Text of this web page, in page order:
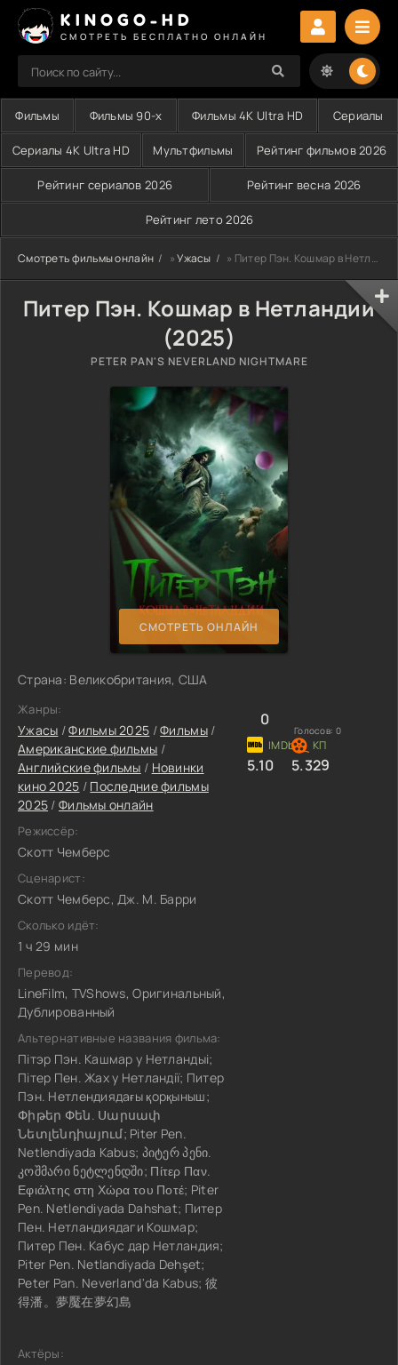
KINOGO-HD
СМОТРЕТЬ БЕСПЛАТНО ОНЛАЙН
Фильмы Фильмы 90-х Фильмы 4K Ultra HD Сериалы
Сериалы 4K Ultra HD Мультфильмы Рейтинг фильмов 2026
Рейтинг сериалов 2026 Рейтинг весна 2026
Рейтинг лето 2026
Смотреть фильмы онлайн »Ужасы » Питер Пэн. Кошмар в Нетландии (2025)
Питер Пэн. Кошмар в Нетландии
(2025)
PETER PAN'S NEVERLAND NIGHTMARE
СМОТРЕТЬ ОНЛАЙН
Страна: Великобритания, США
Жанры:
Ужасы /Фильмы 2025 /Фильмы/
Американские фильмы /
Английские фильмы / Новинки
кино 2025 / Последние фильмы
2025 / Фильмы онлайн
Режиссёр:
Скотт Чемберс
Сценарист:
Скотт Чемберс, Дж. М. Барри
Сколько идёт:
1 ч 29 мин
Перевод:
LineFilm, TVShows, Оригинальный,
Дублированный
Альтернативные названия фильма:
Пітэр Пэн. Кашмар у Нетландыі;
Пітер Пен. Жах у Нетландії; Питер
Пэн. Нетлендиядағы қорқыныш;
Փիթեր Փեն. Սարսափ
Նետլենդիայում; Piter Pen.
Netlendiyada Kabus; პიტერ პენი.
კოშმარი ნეტლენდში; Πίτερ Παν.
Εφιάλτης στη Χώρα του Ποτέ; Piter
Pen. Netlendiyada Dahshat; Питер
Пен. Нетландиядаги Кошмар;
Питер Пен. Кабус дар Нетландия;
Piter Pen. Netlandiyada Dehşet;
Peter Pan. Neverland'da Kabus; 彼
得潘。夢魘在夢幻島
0
Голосов: 0
5.10 5.329
Актёры: